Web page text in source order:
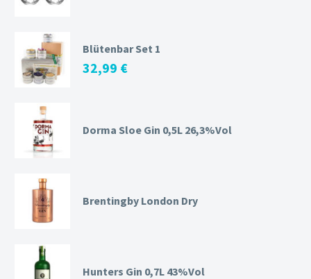
Blütenbar Set 1
32,99 €
Dorma Sloe Gin 0,5L 26,3%Vol
Brentingby London Dry
Hunters Gin 0,7L 43%Vol